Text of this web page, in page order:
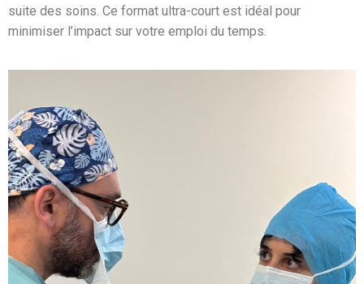
suite des soins. Ce format ultra-court est idéal pour
minimiser l’impact sur votre emploi du temps.